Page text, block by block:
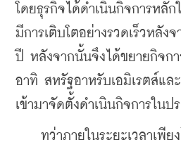
โดยธุรกิจได้ดำเนินกิจการหลั
มีการเติบโตอย่างรวดเร็วหลัง
ปี หลังจากนั้นจึงได้ขยายกิจกา
อาทิ สหรัฐอาหรับเอมิเรตส์แล
เข้ามาจัดตั้งดำเนินกิจการในป
ทว่าภายในระยะเวลาเพีย